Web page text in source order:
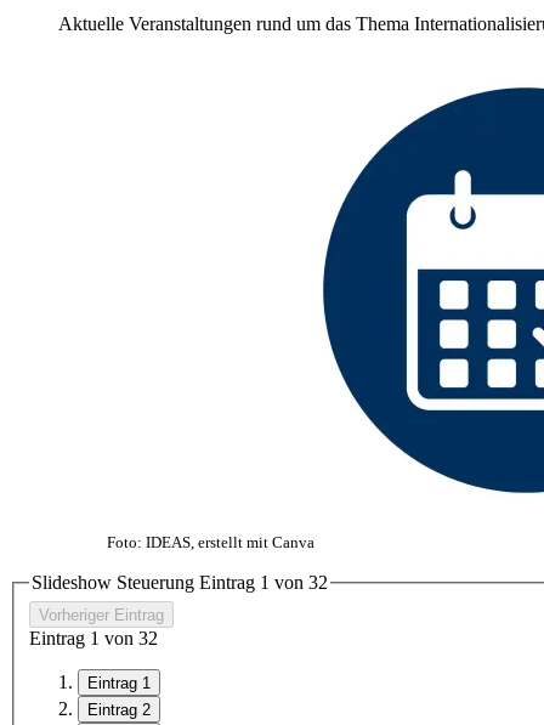
Aktuelle Veranstaltungen rund um das Thema
Foto: IDEAS, erstellt mit Canva
Slideshow Steuerung Eintrag 1 von 32
Vorheriger Eintrag
Eintrag 1 von 32
Eintrag 1
Eintrag 2